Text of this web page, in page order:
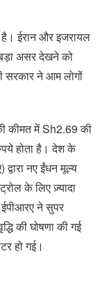
ईरान और इजरायल
बड़ा असर देखने को
सरकार ने आम लोगों
कीमत में Sh2.69 की
होता है। देश के
नए ईंधन मूल्य
के लिए ज़्यादा
ने सुपर
की घोषणा की गई
हो गई।